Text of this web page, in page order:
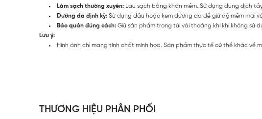
Làm sạch thường xuyên: Lau sạch bằng khăn mềm. Sử dụng dung dịch
Dưỡng da định kỳ: Sử dụng dầu hoặc kem dưỡng da để giữ độ mềm mại
Bảo quản đúng cách: Giữ sản phẩm trong túi vải thoáng khí khi không
Lưu ý:
Hình ảnh chỉ mang tính chất minh họa. Sản phẩm thực tế có thể khác về
THƯƠNG HIỆU PHÂN PHỐI